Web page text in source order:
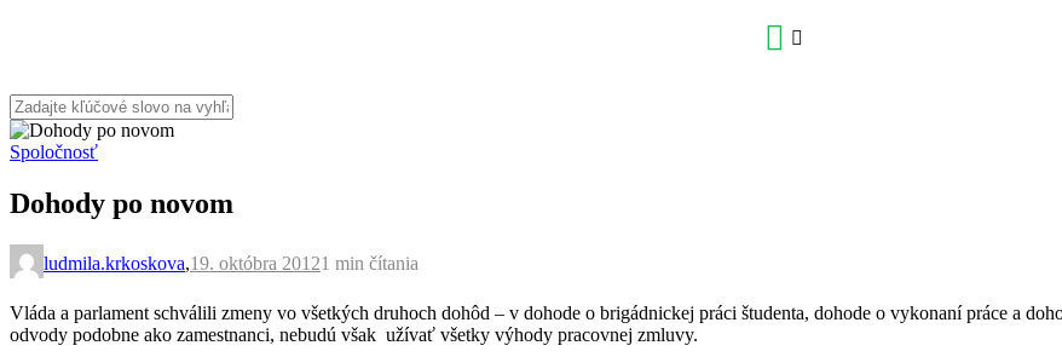
Spoločnosť
Dohody po novom
ludmila.krkoskova,19. októbra 20121 min čítania
Vláda a parlament schválili zmeny vo všetkých druhoch dohôd – v dohode o brigádnickej práci študenta, dohode o vykonaní práce a
odvody podobne ako zamestnanci, nebudú však užívať všetky výhody pracovnej zmluvy.